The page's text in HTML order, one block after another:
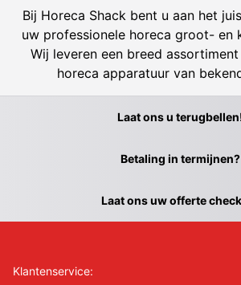
Bij Horeca Shack bent u aan het
uw professionele horeca groot- en
Wij leveren een breed
horeca apparatuur van
Laat ons u
Betaling in termijnen?
Laat ons uw offerte
Klantenservice: